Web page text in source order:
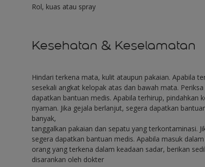
Rol, kuas atau spray
Kesehatan & Keselamatan
Hindari terkena mata, kulit ataupun pakaian. Apabila
sesekali angkat kelopak atas dan bawah mata.
dapatkan bantuan medis. Apabila terhirup,
nyaman. Jika gejala berlanjut, segera dapatkan
banyak,
tanggalkan pakaian dan sepatu yang terkontaminasi.
segera dapatkan bantuan medis. Apabila masuk
orang yang terkena dalam keadaan sadar, berikan
disarankan oleh dokter